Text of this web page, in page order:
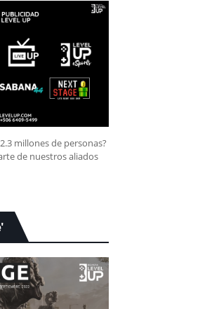
millones de personas?
de nuestros aliados